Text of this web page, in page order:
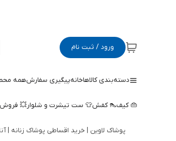
ورود / ثبت نام
دسته‌بندی کالاهاخانهپیگیری سفارشهمه
👜 کیف👠 کفش👕 ست تیشرت و شلوار💥 فروش
پوشاک لاوین | خرید اقساطی پوشاک زنانه |